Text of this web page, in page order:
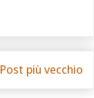
Post più vecchio